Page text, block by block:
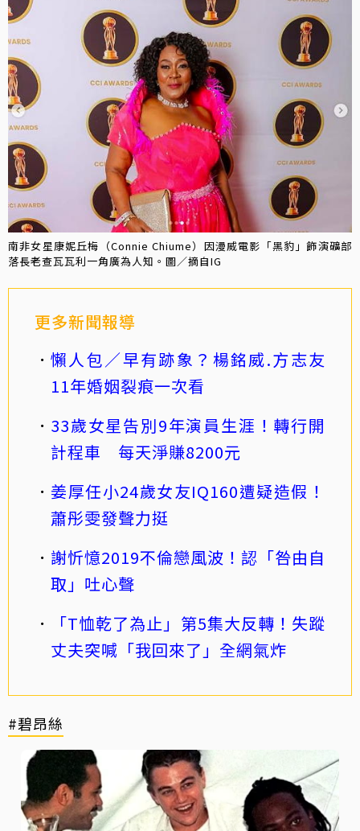
南非女星康妮丘梅（Connie Chiume）因漫威電影「黑豹」飾演礦部
落長老查瓦瓦利一角廣為人知。圖／摘自IG
更多新聞報導
懶人包／早有跡象？楊銘威.方志友
11年婚姻裂痕一次看
33歲女星告別9年演員生涯！轉行開
計程車 每天淨賺8200元
姜厚任小24歲女友IQ160遭疑造假！
蕭彤雯發聲力挺
謝忻憶2019不倫戀風波！認「咎由自
取」吐心聲
「T恤乾了為止」第5集大反轉！失蹤
丈夫突喊「我回來了」全網氣炸
#碧昂絲